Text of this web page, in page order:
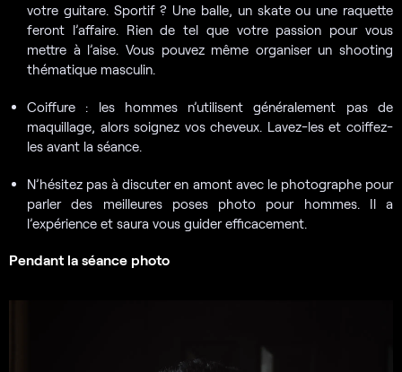
votre guitare. Sportif ? Une balle, un skate ou une raquette
feront l’affaire. Rien de tel que votre passion pour vous
mettre à l’aise. Vous pouvez même organiser un shooting
thématique masculin.
Coiffure : les hommes n’utilisent généralement pas de
maquillage, alors soignez vos cheveux. Lavez-les et coiffez-
les avant la séance.
N’hésitez pas à discuter en amont avec le photographe pour
parler des meilleures poses photo pour hommes. Il a
l’expérience et saura vous guider efficacement.
Pendant la séance photo